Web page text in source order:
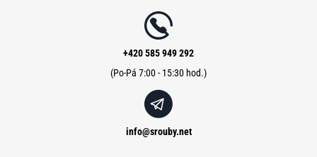
info@srouby.net
+420 585 949 292